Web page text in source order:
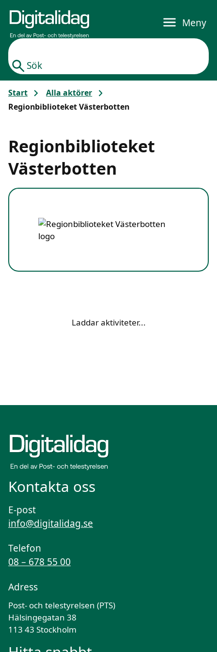
Sök
Meny
Start
Alla aktörer
Regionbiblioteket Västerbotten
Regionbiblioteket
Västerbotten
Laddar aktiviteter...
Kontakta oss
E-post
info@digitalidag.se
Telefon
08 – 678 55 00
Adress
Post- och telestyrelsen (PTS)
Hälsingegatan 38
113 43 Stockholm